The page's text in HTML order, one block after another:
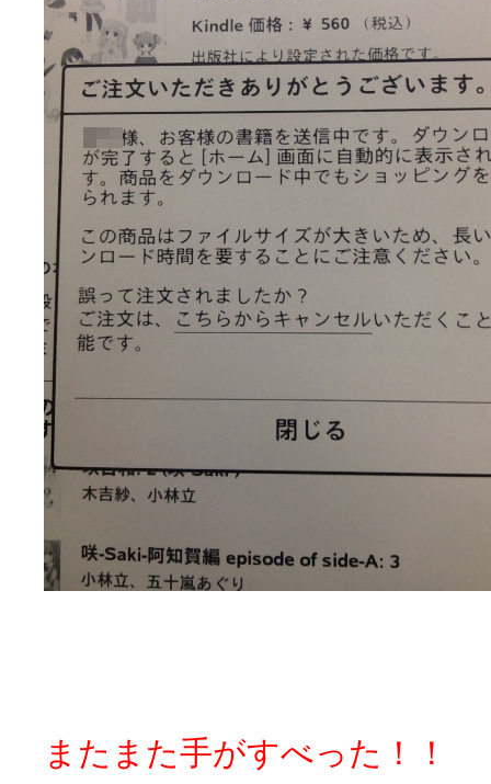
またまた手がすべった！！